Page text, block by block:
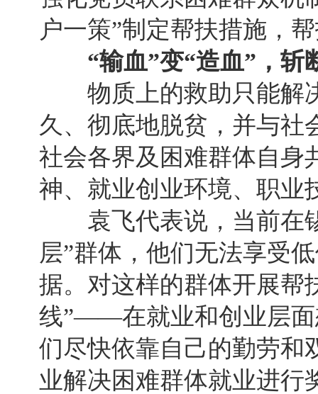
户一策”制定帮扶措施，
“输血”变“造血”，斩
物质上的救助只能解
久、彻底地脱贫，并与社
社会各界及困难群体自身
神、就业创业环境、职业
袁飞代表说，当前在
层”群体，他们无法享受
据。对这样的群体开展帮
线”——在就业和创业层面
们尽快依靠自己的勤劳和
业解决困难群体就业进行